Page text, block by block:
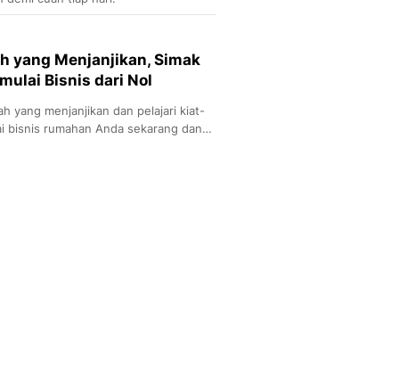
yang Menjanjikan, Simak
Bisnis dari Nol
yang menjanjikan dan pelajari kiat-
bisnis rumahan Anda sekarang dan